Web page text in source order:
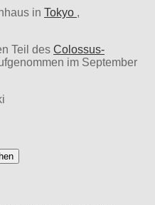
in Tokyo ,
Teil des Colossus-
im September